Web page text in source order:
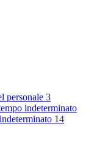
personale 3
indeterminato
14